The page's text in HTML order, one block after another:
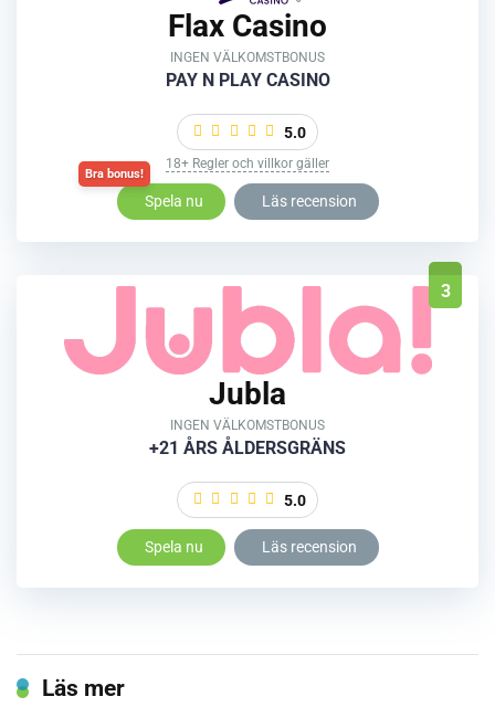
Flax Casino
INGEN VÄLKOMSTBONUS
PAY N PLAY CASINO
5.0
18+ Regler och villkor gäller
Spela nu Läs recension
3
Jubla
INGEN VÄLKOMSTBONUS
+21 ÅRS ÅLDERSGRÄNS
5.0
Spela nu Läs recension
Läs mer